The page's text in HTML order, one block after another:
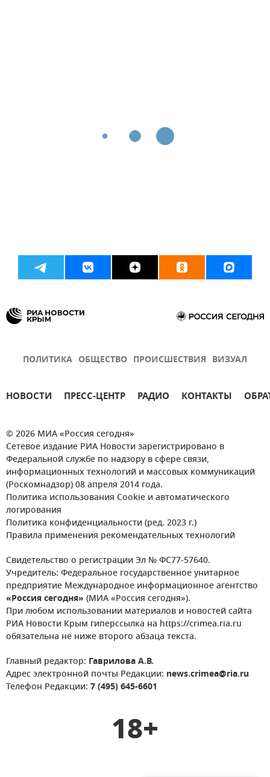
ПОЛИТИКА ОБЩЕСТВО ПРОИСШЕСТВИЯ ВИЗУАЛ
НОВОСТИ ПРЕСС-ЦЕНТР РАДИО КОНТАКТЫ
© 2026 МИА «Россия сегодня»
Сетевое издание РИА Новости зарегистрировано в
Федеральной службе по надзору в сфере связи,
информационных технологий и массовых коммуникаций
(Роскомнадзор) 08 апреля 2014 года.
Политика использования Cookie и автоматического
логирования
Политика конфиденциальности (ред. 2023 г.)
Правила применения рекомендательных технологий
Свидетельство о регистрации Эл № ФС77-57640.
Учредитель: Федеральное государственное унитарное
предприятие Международное информационное агентство
«Россия сегодня» (МИА «Россия сегодня»).
При любом использовании материалов и новостей сайта
РИА Новости Крым гиперссылка на https://crimea.ria.ru
обязательна не ниже второго абзаца текста.
Главный редактор: Гаврилова А.В.
Адрес электронной почты Редакции: news.crimea@ria.ru
Телефон Редакции: 7 (495) 645-6601
18+